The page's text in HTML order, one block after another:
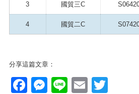
3 國貿三C
4 國貿二C
分享這篇文章：
Facebook
Messenger
LineEmail